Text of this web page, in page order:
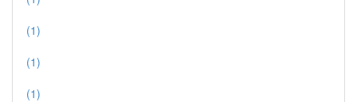
(1)
(1)
(1)